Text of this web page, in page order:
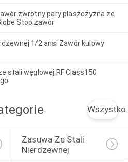
zwrotny pary płaszczyzna ze
Stop zawór
1/2 ansi Zawór kulowy
stali węglowej RF Class150
Wszystko
Zasuwa Ze Stali
Nierdzewnej